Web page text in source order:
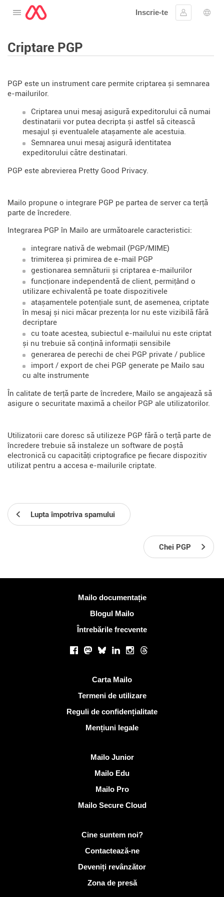
Deschide meniul
Inscrie-te
Conectare
Criptare PGP
PGP este un instrument care permite criptarea și semnarea
e-mailurilor.
Criptarea unui mesaj asigură expeditorului că numai
destinatarii vor putea decripta și astfel să citească
mesajul și eventualele atașamente ale acestuia.
Semnarea unui mesaj asigură identitatea
expeditorului către destinatari.
PGP este abrevierea Pretty Good Privacy.
Mailo propune o integrare PGP pe partea de server ca terță
parte de încredere.
Integrarea PGP în Mailo are următoarele caracteristici:
integrare nativă de webmail (PGP/MIME)
trimiterea și primirea de e-mail PGP
gestionarea semnăturii și criptarea e-mailurilor
funcționare independentă de client, permițând o
utilizare echivalentă pe toate dispozitivele
atașamentele potențiale sunt, de asemenea, criptate
în mesaj și nici măcar prezența lor nu este vizibilă fără
decriptare
cu toate acestea, subiectul e-mailului nu este criptat
și nu trebuie să conțină informații sensibile
generarea de perechi de chei PGP private / publice
import / export de chei PGP generate pe Mailo sau
cu alte instrumente
În calitate de terță parte de încredere, Mailo se angajează să
asigure o securitate maximă a cheilor PGP ale utilizatorilor.
Utilizatorii care doresc să utilizeze PGP fără o terță parte de
încredere trebuie să instaleze un software de poștă
electronică cu capacități criptografice pe fiecare dispozitiv
utilizat pentru a accesa e-mailurile criptate.
Lupta împotriva spamului
Chei PGP
Mailo documentație
Blogul Mailo
Întrebările frecvente
Facebook
Mastodon
BlueskyLinkedInInstagram
Threads
Carta Mailo
Termeni de utilizare
Reguli de confidențialitate
Mențiuni legale
Mailo Junior
Mailo Edu
Mailo Pro
Mailo Secure Cloud
Mai multe informații despre Mailo
Cine suntem noi?
Contactează-ne
Deveniți revânzător
Zona de presă